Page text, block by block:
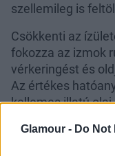
Glamour - Do
szellemileg is
Csökkenti az
fokozza az izmok
vérkeringést és
Az értékes
kellemes illatú
zsírfényt nem,
rugalmas bőrt